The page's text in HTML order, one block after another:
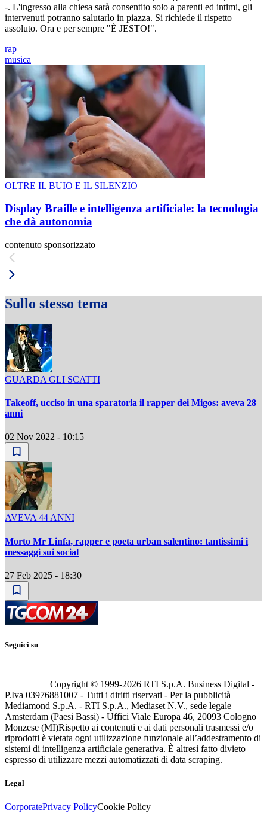
-. L'ingresso alla chiesa sarà consentito solo a parenti ed intimi, gli
intervenuti potranno salutarlo in piazza. Si richiede il rispetto
assoluto. Ora e per sempre "È JESTO!".
rap
musica
OLTRE IL BUIO E IL SILENZIO
Display Braille e intelligenza artificiale: la tecnologia
che dà autonomia
contenuto sponsorizzato
Sullo stesso tema
GUARDA GLI SCATTI
Takeoff, ucciso in una sparatoria il rapper dei Migos: aveva 28
anni
02 Nov 2022 - 10:15
AVEVA 44 ANNI
Morto Mr Linfa, rapper e poeta urban salentino: tantissimi i
messaggi sui social
27 Feb 2025 - 18:30
Seguici su
Copyright © 1999-2026 RTI S.p.A. Business Digital -
P.Iva 03976881007 - Tutti i diritti riservati - Per la pubblicità
Mediamond S.p.A. - RTI S.p.A., Mediaset N.V., sede legale
Amsterdam (Paesi Bassi) - Uffici Viale Europa 46, 20093 Cologno
Monzese (MI)Rispetto ai contenuti e ai dati personali trasmessi e/o
riprodotti è vietata ogni utilizzazione funzionale all’addestramento di
sistemi di intelligenza artificiale generativa. È altresì fatto divieto
espresso di utilizzare mezzi automatizzati di data scraping.
Legal
CorporatePrivacy PolicyCookie Policy